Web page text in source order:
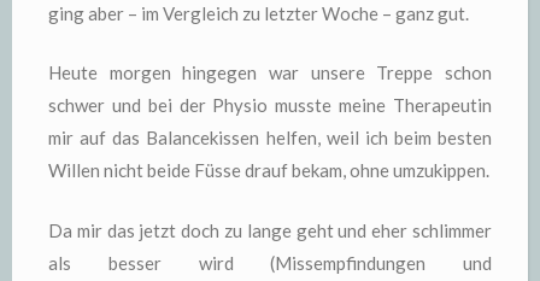
ging aber – im Vergleich zu letzter Woche – ganz gut.
Heute morgen hingegen war unsere Treppe schon
schwer und bei der Physio musste meine Therapeutin
mir auf das Balancekissen helfen, weil ich beim besten
Willen nicht beide Füsse drauf bekam, ohne umzukippen.
Da mir das jetzt doch zu lange geht und eher schlimmer
als besser wird (Missempfindungen und